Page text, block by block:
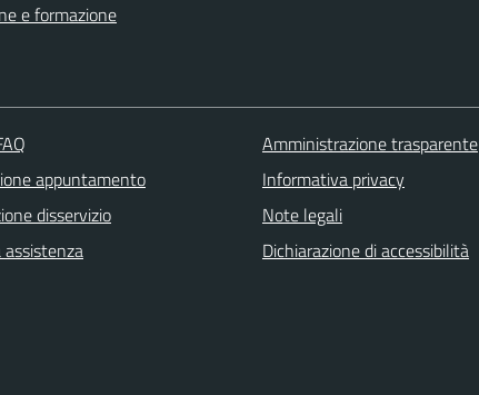
e formazione
appuntamento
disservizio
assistenza
Amministrazione trasparente
Informativa privacy
Note legali
Dichiarazione di accessibilità